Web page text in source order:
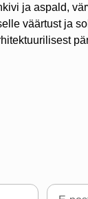
ja aspald,
väärtust ja